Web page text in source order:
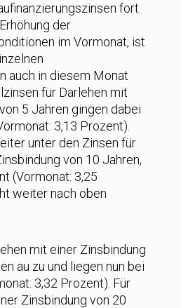
fort.
der
im Vormonat, ist
auch in diesem Monat
für Darlehen mit
von 5 Jahren gingen dabei
3,13 Prozent).
unter den Zinsen für
von 10 Jahren,
(Vormonat: 3,25
weiter nach oben
mit einer Zinsbindung
au zu und liegen nun bei
3,32 Prozent). Für
Zinsbindung von 20